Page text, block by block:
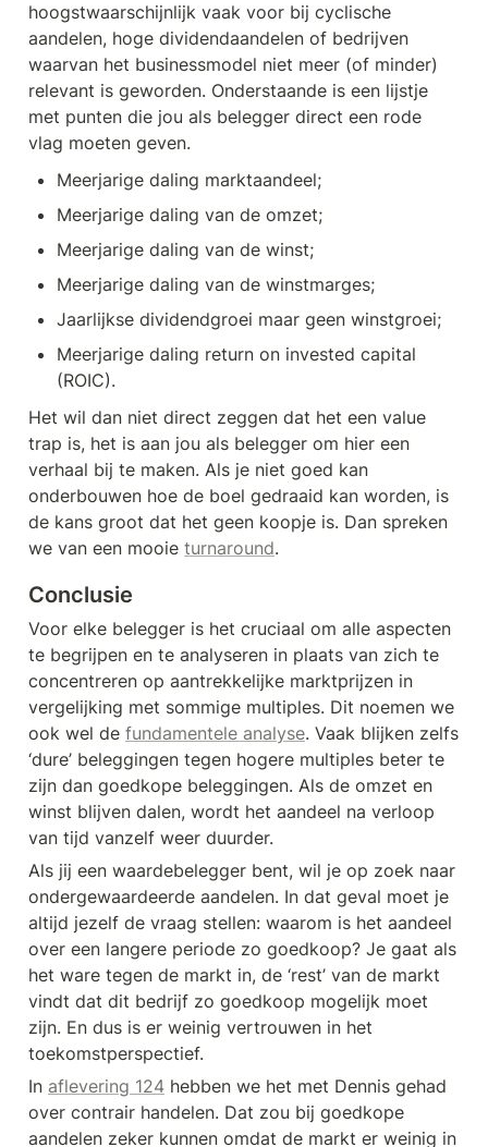
hoogstwaarschijnlijk vaak voor bij cyclische
aandelen, hoge dividendaandelen of bedrijven
waarvan het businessmodel niet meer (of minder)
relevant is geworden. Onderstaande is een lijstje
met punten die jou als belegger direct een rode
vlag moeten geven.
Meerjarige daling marktaandeel;
Meerjarige daling van de omzet;
Meerjarige daling van de winst;
Meerjarige daling van de winstmarges;
Jaarlijkse dividendgroei maar geen winstgroei;
Meerjarige daling return on invested capital
(ROIC).
Het wil dan niet direct zeggen dat het een value
trap is, het is aan jou als belegger om hier een
verhaal bij te maken. Als je niet goed kan
onderbouwen hoe de boel gedraaid kan worden, is
de kans groot dat het geen koopje is. Dan spreken
we van een mooie turnaround.
Conclusie
Voor elke belegger is het cruciaal om alle aspecten
te begrijpen en te analyseren in plaats van zich te
concentreren op aantrekkelijke marktprijzen in
vergelijking met sommige multiples. Dit noemen we
ook wel de fundamentele analyse. Vaak blijken zelfs
‘dure’ beleggingen tegen hogere multiples beter te
zijn dan goedkope beleggingen. Als de omzet en
winst blijven dalen, wordt het aandeel na verloop
van tijd vanzelf weer duurder.
Als jij een waardebelegger bent, wil je op zoek naar
ondergewaardeerde aandelen. In dat geval moet je
altijd jezelf de vraag stellen: waarom is het aandeel
over een langere periode zo goedkoop? Je gaat als
het ware tegen de markt in, de ‘rest’ van de markt
vindt dat dit bedrijf zo goedkoop mogelijk moet
zijn. En dus is er weinig vertrouwen in het
toekomstperspectief.
In aflevering 124 hebben we het met Dennis gehad
over contrair handelen. Dat zou bij goedkope
aandelen zeker kunnen omdat de markt er weinig in